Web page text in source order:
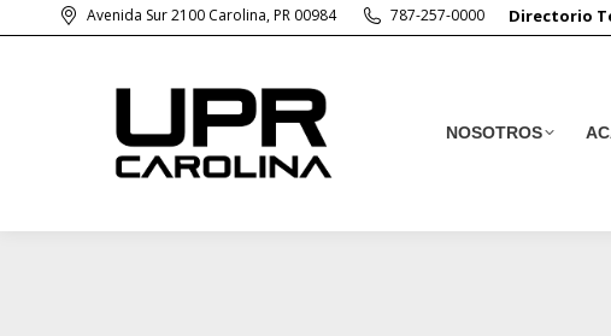
Avenida Sur 2100 Carolina, PR 00984 787-257-0000 Directorio
NOSOTROS
NOSOTROS